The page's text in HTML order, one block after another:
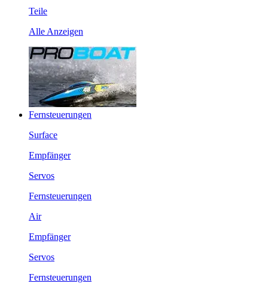
Teile
Alle Anzeigen
Fernsteuerungen
Surface
Empfänger
Servos
Fernsteuerungen
Air
Empfänger
Servos
Fernsteuerungen